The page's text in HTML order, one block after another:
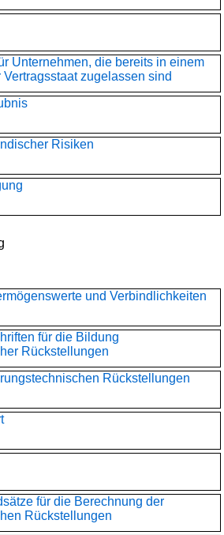
Unternehmen, die bereits in einem
zugelassen sind
Risiken
und Verbindlichkeiten
für die Bildung
Rückstellungen
Rückstellungen
für die Berechnung der
Rückstellungen